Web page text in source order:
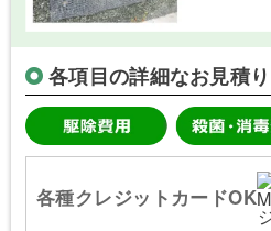
各項目の詳細なお見積
各種クレジットカードOK